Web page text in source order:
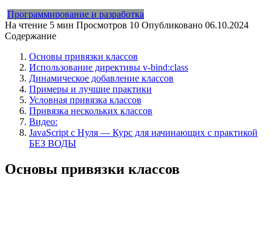
Программирование и разработка
На чтение 5 мин Просмотров 10 Опубликовано 06.10.2024
Содержание
Основы привязки классов
Использование директивы v-bind:class
Динамическое добавление классов
Примеры и лучшие практики
Условная привязка классов
Привязка нескольких классов
Видео:
JavaScript c Нуля — Курс для начинающих с практикой
БЕЗ ВОДЫ
Основы привязки классов